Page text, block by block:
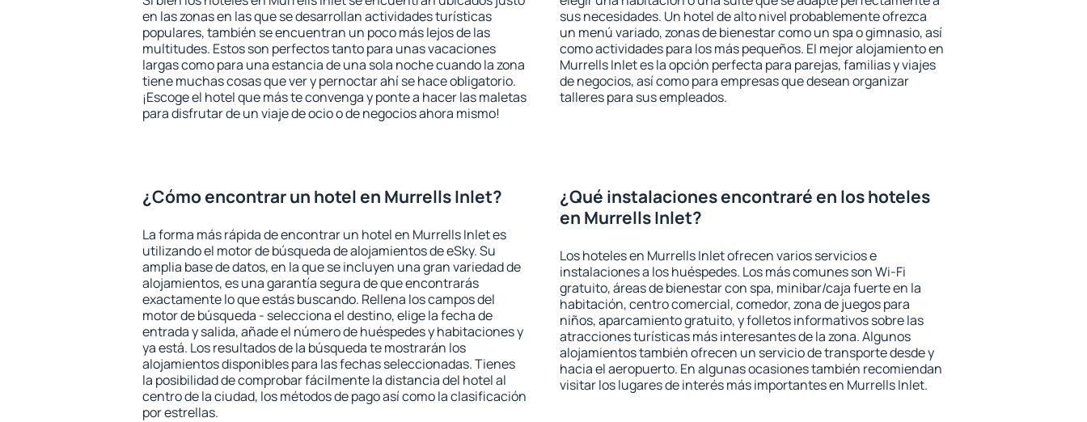
en las zonas en las que se desarrollan actividades turísticas
populares, también se encuentran un poco más lejos de las
multitudes. Estos son perfectos tanto para unas vacaciones
largas como para una estancia de una sola noche cuando la zona
tiene muchas cosas que ver y pernoctar ahí se hace obligatorio.
¡Escoge el hotel que más te convenga y ponte a hacer las maletas
para disfrutar de un viaje de ocio o de negocios ahora mismo!
sus necesidades. Un hotel de alto nivel probablemente ofrezca
un menú variado, zonas de bienestar como un spa o gimnasio, así
como actividades para los más pequeños. El mejor alojamiento en
Murrells Inlet es la opción perfecta para parejas, familias y viajes
de negocios, así como para empresas que desean organizar
talleres para sus empleados.
¿Cómo encontrar un hotel en Murrells Inlet?
La forma más rápida de encontrar un hotel en Murrells Inlet es
utilizando el motor de búsqueda de alojamientos de eSky. Su
amplia base de datos, en la que se incluyen una gran variedad de
alojamientos, es una garantía segura de que encontrarás
exactamente lo que estás buscando. Rellena los campos del
motor de búsqueda - selecciona el destino, elige la fecha de
entrada y salida, añade el número de huéspedes y habitaciones y
ya está. Los resultados de la búsqueda te mostrarán los
alojamientos disponibles para las fechas seleccionadas. Tienes
la posibilidad de comprobar fácilmente la distancia del hotel al
centro de la ciudad, los métodos de pago así como la clasificación
por estrellas.
¿Qué instalaciones encontraré en los hoteles
en Murrells Inlet?
Los hoteles en Murrells Inlet ofrecen varios servicios e
instalaciones a los huéspedes. Los más comunes son Wi-Fi
gratuito, áreas de bienestar con spa, minibar/caja fuerte en la
habitación, centro comercial, comedor, zona de juegos para
niños, aparcamiento gratuito, y folletos informativos sobre las
atracciones turísticas más interesantes de la zona. Algunos
alojamientos también ofrecen un servicio de transporte desde y
hacia el aeropuerto. En algunas ocasiones también recomiendan
visitar los lugares de interés más importantes en Murrells Inlet.